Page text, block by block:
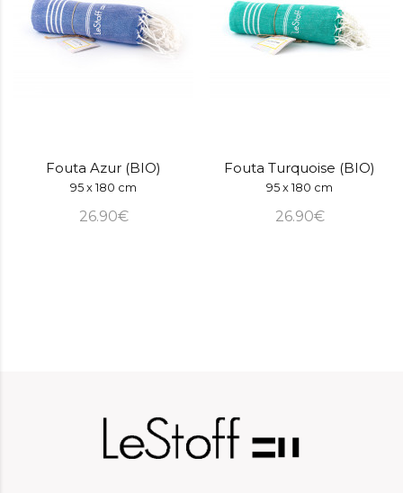
Fouta Azur (BIO)
95 x 180 cm
26.90€
Fouta Turquoise (BIO)
95 x 180 cm
26.90€